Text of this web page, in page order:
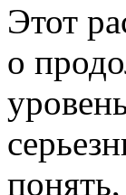
Этот
о